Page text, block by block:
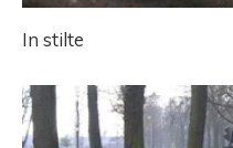
In stilte